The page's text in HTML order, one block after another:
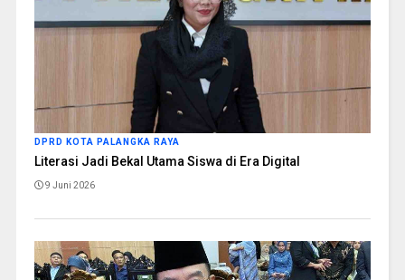
DPRD KOTA PALANGKA RAYA
Literasi Jadi Bekal Utama Siswa di Era Digital
9 Juni 2026